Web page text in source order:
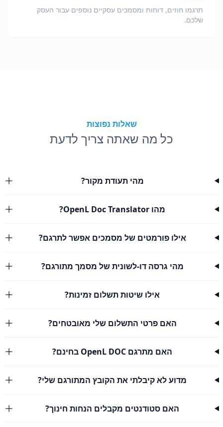
תרגמו חוזים, דוחות ומסמכים עסקיים נוספים עבור העסק
שלכם.
שאלות נפוצות
כל מה שאתה צריך לדעת
מהי תעודת מקור?
מהו OpenL Doc Translator?
אילו פורמטים של מסמכים אפשר לתרגם?
מהי גרסה דו-לשונית של מסמך מתורגם?
אילו שיטות תשלום זמינות?
האם פרטי התשלום שלי מאובטחים?
האם מתרגם OpenL DOC בחינם?
מדוע לא קיבלתי את הקובץ המתורגם שלי?
האם סטודנטים מקבלים הנחות חינוך?